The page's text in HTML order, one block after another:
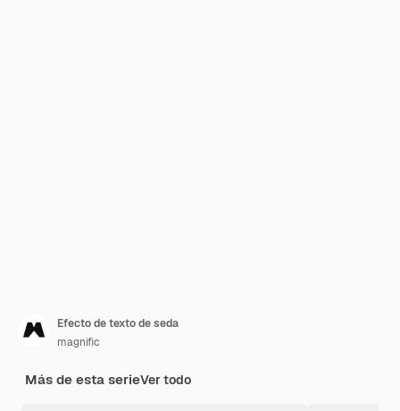
Efecto de texto de seda
magnific
Más de esta serieVer todo